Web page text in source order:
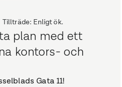
Tillträde: Enligt ök.
plan med ett
kontors- och
Gata 11!